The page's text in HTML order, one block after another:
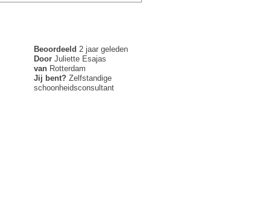
Beoordeeld 2 jaar geleden
Door Juliette Esajas
van Rotterdam
Jij bent?Zelfstandige
schoonheidsconsultant